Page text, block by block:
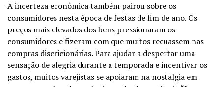
A incerteza econômica também pairou sobre os
consumidores nesta época de festas de fim de ano. Os
preços mais elevados dos bens pressionaram os
consumidores e fizeram com que muitos recuassem nas
compras discricionárias. Para ajudar a despertar uma
sensação de alegria durante a temporada e incentivar os
gastos, muitos varejistas se apoiaram na nostalgia em